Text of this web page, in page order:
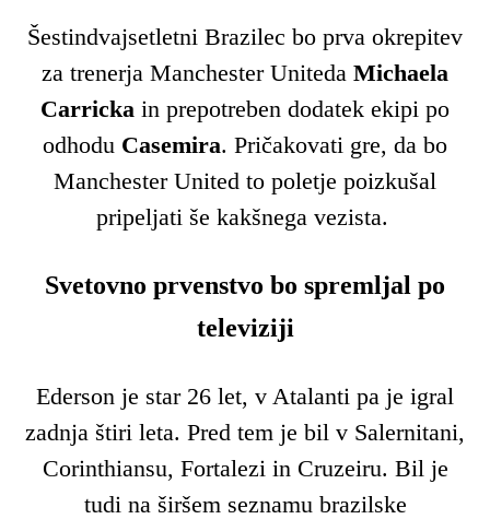
Šestindvajsetletni Brazilec bo prva okrepitev
za trenerja Manchester Uniteda Michaela
Carricka in prepotreben dodatek ekipi po
odhodu Casemira. Pričakovati gre, da bo
Manchester United to poletje poizkušal
pripeljati še kakšnega vezista.
Svetovno prvenstvo bo spremljal po
televiziji
Ederson je star 26 let, v Atalanti pa je igral
zadnja štiri leta. Pred tem je bil v Salernitani,
Corinthiansu, Fortalezi in Cruzeiru. Bil je
tudi na širšem seznamu brazilske